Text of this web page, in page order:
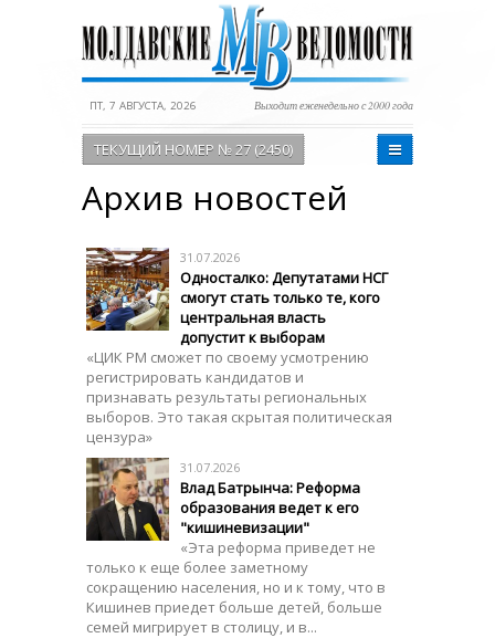
ПТ, 7 АВГУСТА, 2026 Выходит еженедельно с 2000 года
ТЕКУЩИЙ НОМЕР № 27 (2450)
Архив новостей
31.07.2026
Односталко: Депутатами НСГ
смогут стать только те, кого
центральная власть
допустит к выборам
«ЦИК РМ сможет по своему усмотрению
регистрировать кандидатов и
признавать результаты региональных
выборов. Это такая скрытая политическая
цензура»
31.07.2026
Влад Батрынча: Реформа
образования ведет к его
"кишиневизации"
«Эта реформа приведет не
только к еще более заметному
сокращению населения, но и к тому, что в
Кишинев приедет больше детей, больше
семей мигрирует в столицу, и в...